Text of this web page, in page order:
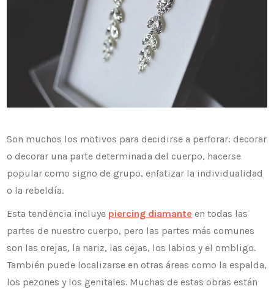
Son muchos los motivos para decidirse a perforar: decorar
o decorar una parte determinada del cuerpo, hacerse
popular como signo de grupo, enfatizar la individualidad
o la rebeldía.
Esta tendencia incluye piercing diamante en todas las
partes de nuestro cuerpo, pero las partes más comunes
son las orejas, la nariz, las cejas, los labios y el ombligo.
También puede localizarse en otras áreas como la espalda,
los pezones y los genitales. Muchas de estas obras están